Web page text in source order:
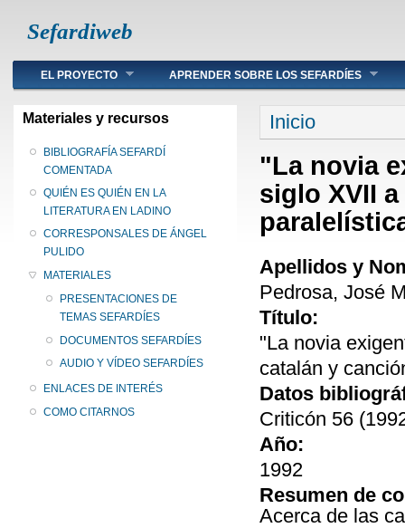
Sefardiweb
Main menu
EL PROYECTO APRENDER SOBRE LOS SEFARDÍES
Materiales y recursos
BIBLIOGRAFÍA SEFARDÍ
COMENTADA
QUIÉN ES QUIÉN EN LA
LITERATURA EN LADINO
CORRESPONSALES DE ÁNGEL
PULIDO
MATERIALES
PRESENTACIONES DE
TEMAS SEFARDÍES
DOCUMENTOS SEFARDÍES
AUDIO Y VÍDEO SEFARDÍES
ENLACES DE INTERÉS
COMO CITARNOS
Se encuentra
Inicio
"La novia
siglo XVII
Apellidos y
Pedrosa, José
Título:
"La novia
catalán y
Datos
Criticón 56
Año:
1992
Resumen de
Acerca de las